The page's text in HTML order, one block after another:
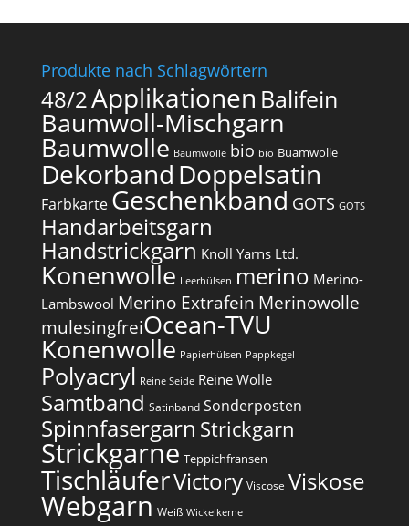
Produkte nach Schlagwörtern
48/2Applikationen Balifein
Baumwoll-Mischgarn
Baumwolle Baumwolle bio bio Buamwolle
Dekorband Doppelsatin
Farbkarte Geschenkband GOTS GOTS
Handarbeitsgarn
Handstrickgarn Knoll Yarns Ltd.
Konenwolle Leerhülsen merino Merino-
Lambswool Merino Extrafein Merinowolle
mulesingfrei​Ocean-TVU
Konenwolle Papierhülsen Pappkegel
Polyacryl Reine Seide Reine Wolle
Samtband Satinband Sonderposten
Spinnfasergarn Strickgarn
Strickgarne Teppichfransen
TischläuferVictory Viscose Viskose
Webgarn Weiß Wickelkerne